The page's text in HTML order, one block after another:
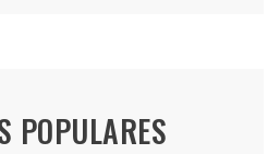
POPULARES